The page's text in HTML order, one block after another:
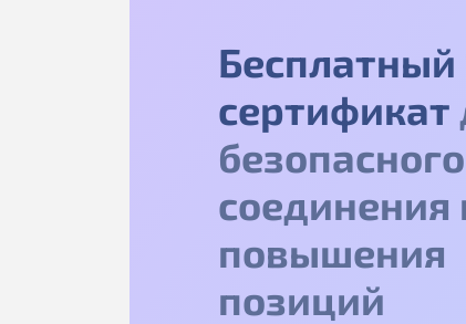
Бесплатный
сертификат
безопасного
соединения
повышения
позиций